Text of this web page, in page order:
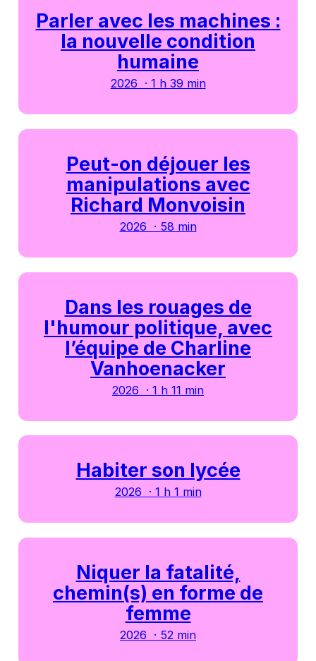
Parler avec les machines :
la nouvelle condition
humaine
2026 · 1 h 39 min
Peut-on déjouer les
manipulations avec
Richard Monvoisin
2026 · 58 min
Dans les rouages de
l'humour politique, avec
l’équipe de Charline
Vanhoenacker
2026 · 1 h 11 min
Habiter son lycée
2026 · 1 h 1 min
Niquer la fatalité,
chemin(s) en forme de
femme
2026 · 52 min